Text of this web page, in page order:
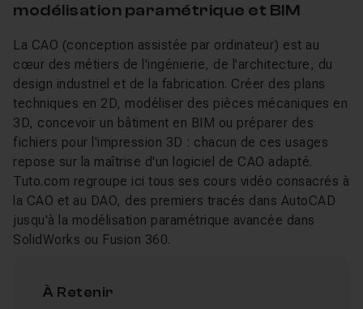
modélisation paramétrique et BIM
La CAO (conception assistée par ordinateur) est au
cœur des métiers de l'ingénierie, de l'architecture, du
design industriel et de la fabrication. Créer des plans
techniques en 2D, modéliser des pièces mécaniques en
3D, concevoir un bâtiment en BIM ou préparer des
fichiers pour l'impression 3D : chacun de ces usages
repose sur la maîtrise d'un logiciel de CAO adapté.
Tuto.com regroupe ici tous ses cours vidéo consacrés à
la CAO et au DAO, des premiers tracés dans AutoCAD
jusqu'à la modélisation paramétrique avancée dans
SolidWorks ou Fusion 360.
À Retenir